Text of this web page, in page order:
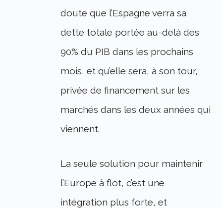
doute que l’Espagne verra sa
dette totale portée au-delà des
90% du PIB dans les prochains
mois, et qu’elle sera, à son tour,
privée de financement sur les
marchés dans les deux années qui
viennent.
La seule solution pour maintenir
l’Europe à flot, c’est une
intégration plus forte, et